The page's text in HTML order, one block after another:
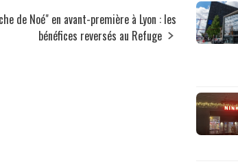
de Noé" en avant-première à Lyon : les
bénéfices reversés au Refuge